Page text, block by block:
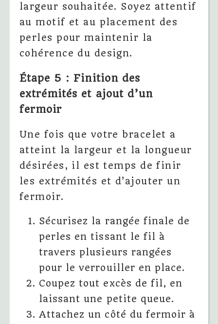
largeur souhaitée. Soyez attentif
au motif et au placement des
perles pour maintenir la
cohérence du design.
Étape 5 : Finition des
extrémités et ajout d’un
fermoir
Une fois que votre bracelet a
atteint la largeur et la longueur
désirées, il est temps de finir
les extrémités et d’ajouter un
fermoir.
Sécurisez la rangée finale de
perles en tissant le fil à
travers plusieurs rangées
pour le verrouiller en place.
Coupez tout excès de fil, en
laissant une petite queue.
Attachez un côté du fermoir à